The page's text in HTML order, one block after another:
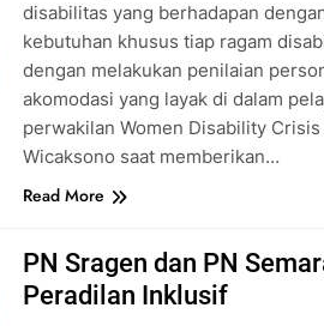
disabilitas yang berhadapan
kebutuhan khusus tiap ragam
dengan melakukan penilaian
akomodasi yang layak di dalam
perwakilan Women Disability
Wicaksono saat memberikan…
Read More
PN Sragen dan PN
Peradilan Inklusif